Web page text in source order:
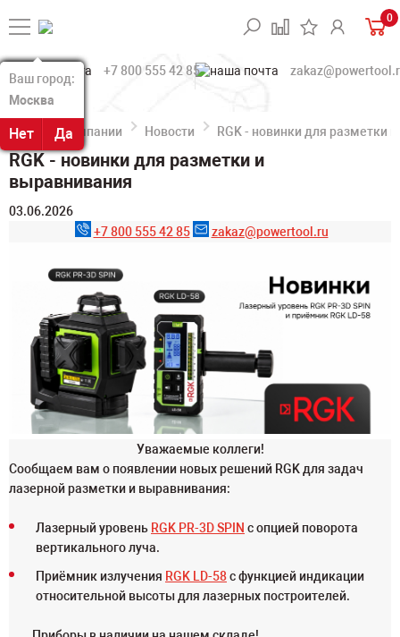
Ваш город:
Москва
Нет Да
Ваш город:
Москва
Нет Да
0
+7 800 555 42 85
О компании Новости RGK - новинки для разметки
RGK - новинки для разметки и
выравнивания
03.06.2026
+7 800 555 42 85
zakaz@powertool.ru
Уважаемые коллеги!
Сообщаем вам о появлении новых решений RGK для задач
лазерной разметки и выравнивания:
Лазерный уровень RGK PR-3D SPIN с опцией поворота
вертикального луча.
Приёмник излучения RGK LD-58с функцией индикации
относительной высоты для лазерных построителей.